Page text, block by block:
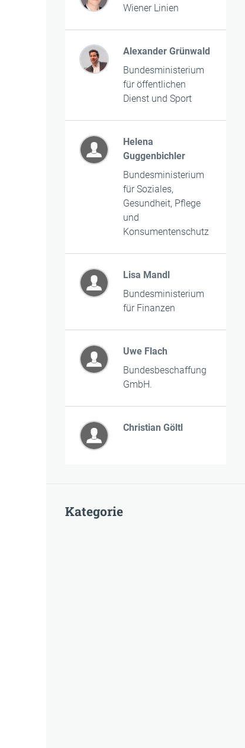
Wiener Linien
Alexander Grünwald
Bundesministerium
für öffentlichen
Dienst und Sport
Helena
Guggenbichler
Bundesministerium
für Soziales,
Gesundheit, Pflege
und
Konsumentenschutz
Lisa Mandl
Bundesministerium
für Finanzen
Uwe Flach
Bundesbeschaffung
GmbH.
Christian Göltl
Kategorie